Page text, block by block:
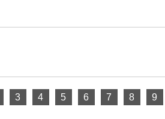
3 4 5 6 7 8 9